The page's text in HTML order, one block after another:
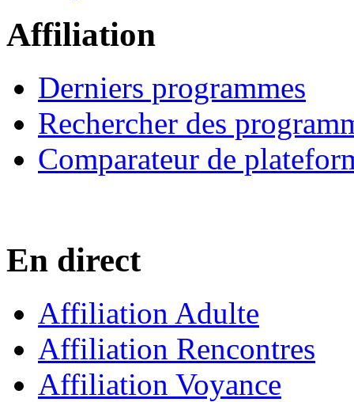
Affiliation
Derniers programmes
Rechercher des
Comparateur de
En direct
Affiliation Adulte
Affiliation Rencontres
Affiliation Voyance